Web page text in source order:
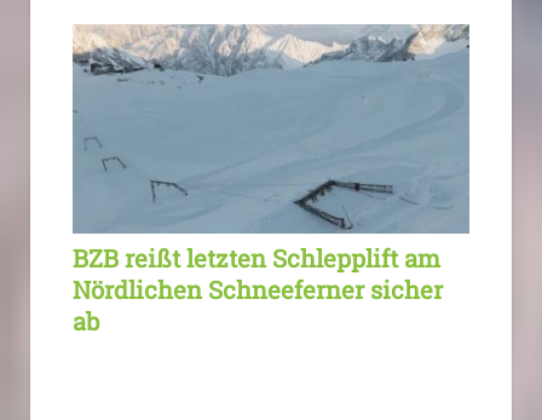
BZB reißt letzten Schlepplift am
Nördlichen Schneeferner sicher
ab